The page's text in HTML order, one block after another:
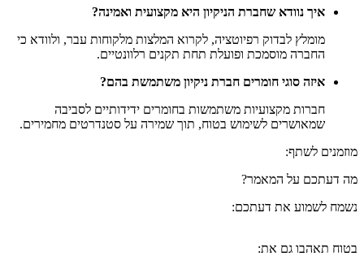
איך נוודא שחברת הניקיון היא מקצועית ואמינה?
מומלץ לבדוק רפיוטציה, לקרוא המלצות מלקוחות עבר, ולוודא כי
החברה מוסמכת ופועלת תחת תקנים רלוונטיים.
איזה סוגי חומרים חברת ניקיון משתמשת בהם?
חברות מקצועיות משתמשות בחומרים ידידותיים לסביבה
שמאושרים לשימוש בטוח, תוך שמירה על סטנדרטים מחמירים.
מוזמנים לשתף:
מה דעתכם על המאמר?
נשמח לשמוע את דעתכם:
בטוח תאהבו גם את: